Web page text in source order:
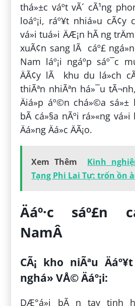
thá»±c váº­t vÃ´ cÃ¹ng
loáº¡i, ráº¥t nhiá»u cÃ¢y
vá»i tuá»i ÄÆ¡n hÃ ng
xuÃ¢n sang lÃ cáº£
Nam láº¡i ngáº­p sáº¯c
ÄÃ¢y lÃ khu du lá»ch
thiÃªn nhiÃªn há»¯u
Äiá»p áº©n chá»©a
bÃ­ cá»§a nÃºi rá»«ng vá»i
Äá»ng Äá»c ÄÃ¡o.
Xem Thêm
Kinh
Tạng Phi Lai Tự: trốn ồn
Äáº·c sáº£n
NamÂ
CÃ¡ kho niÃªu
nghá» VÅ© Äáº¡i:
DÆ°á»i bÃ n tay tinh